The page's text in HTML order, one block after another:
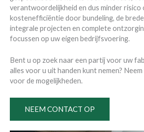
verantwoordelijkheid en dus minder risico
kostenefficiëntie door bundeling, de
integrale projecten en complete
focussen op uw eigen bedrijfsvoering.
Bent u op zoek naar een partij voor uw
alles voor u uit handen kunt nemen?
voor de mogelijkheden.
NEEM CONTACT OP